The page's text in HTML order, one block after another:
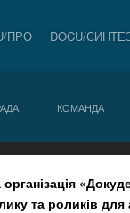
ПРО DOCU/
КОМАНДА
та роликів